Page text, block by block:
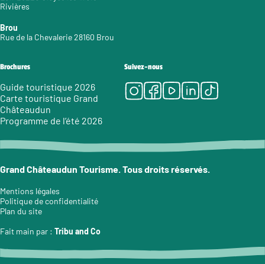
Rivières
Brou
Rue de la Chevalerie 28160 Brou
Brochures
Guide touristique 2026
Carte touristique Grand
Châteaudun
Programme de l’été 2026
Suivez-nous
Instagram
Facebook
Youtube
LinkedIn
Tiktok
Grand Châteaudun Tourisme. Tous droits réservés.
Mentions légales
Politique de confidentialité
Plan du site
Fait main par : Tribu and Co